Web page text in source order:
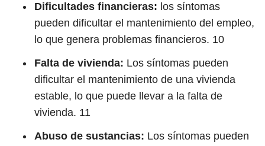
Dificultades financieras: los síntomas
pueden dificultar el mantenimiento del empleo,
lo que genera problemas financieros. 10
Falta de vivienda: Los síntomas pueden
dificultar el mantenimiento de una vivienda
estable, lo que puede llevar a la falta de
vivienda. 11
Abuso de sustancias: Los síntomas pueden